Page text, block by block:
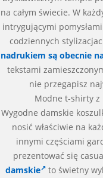
na całym świecie. W
intrygującymi
codziennych
nadrukiem są obecnie
tekstami
nie przegapisz
Modne t-shirty
Wygodne damskie
nosić właściwie na
innymi częściami
prezentować się
damskie
to świetny